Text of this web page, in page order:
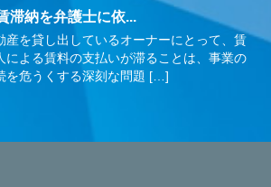
滞納を弁護士に依...
産を貸し出しているオーナーにとって、賃
による賃料の支払いが滞ることは、事業の
を危うくする深刻な問題 […]